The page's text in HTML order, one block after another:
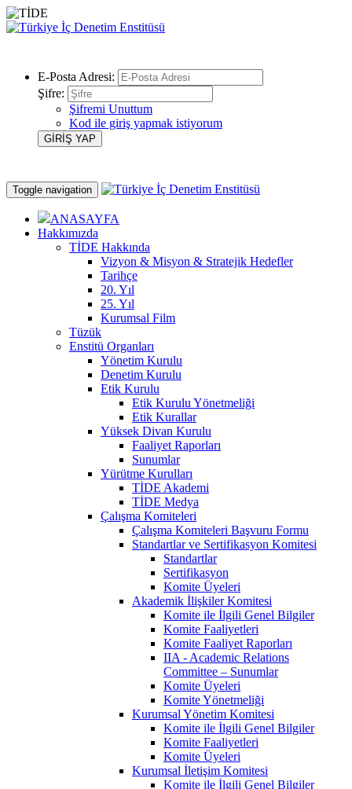
E-Posta Adresi:
Şifre:
Şifremi Unuttum
Kod ile giriş yapmak istiyorum
Toggle navigation
ANASAYFA
Hakkımızda
TİDE Hakkında
Vizyon & Misyon & Stratejik Hedefler
Tarihçe
20. Yıl
25. Yıl
Kurumsal Film
Tüzük
Enstitü Organları
Yönetim Kurulu
Denetim Kurulu
Etik Kurulu
Etik Kurulu Yönetmeliği
Etik Kurallar
Yüksek Divan Kurulu
Faaliyet Raporları
Sunumlar
Yürütme Kurulları
TİDE Akademi
TİDE Medya
Çalışma Komiteleri
Çalışma Komiteleri Başvuru Formu
Standartlar ve Sertifikasyon Komitesi
Standartlar
Sertifikasyon
Komite Üyeleri
Akademik İlişkiler Komitesi
Komite ile İlgili Genel Bilgiler
Komite Faaliyetleri
Komite Faaliyet Raporları
IIA - Academic Relations
Committee – Sunumlar
Komite Üyeleri
Komite Yönetmeliği
Kurumsal Yönetim Komitesi
Komite ile İlgili Genel Bilgiler
Komite Faaliyetleri
Komite Üyeleri
Kurumsal İletişim Komitesi
Komite ile İlgili Genel Bilgiler